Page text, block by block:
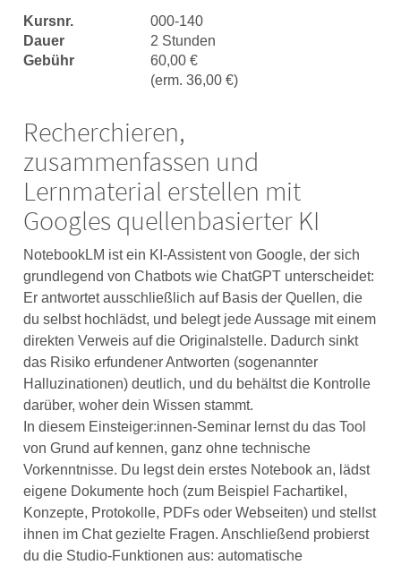
Kursnr.
000-140
Dauer
2 Stunden
Gebühr
60,00 €
(erm. 36,00 €)
Recherchieren,
zusammenfassen und
Lernmaterial erstellen mit
Googles quellenbasierter KI
NotebookLM ist ein KI-Assistent von Google, der sich
grundlegend von Chatbots wie ChatGPT unterscheidet:
Er antwortet ausschließlich auf Basis der Quellen, die
du selbst hochlädst, und belegt jede Aussage mit einem
direkten Verweis auf die Originalstelle. Dadurch sinkt
das Risiko erfundener Antworten (sogenannter
Halluzinationen) deutlich, und du behältst die Kontrolle
darüber, woher dein Wissen stammt.
In diesem Einsteiger:innen-Seminar lernst du das Tool
von Grund auf kennen, ganz ohne technische
Vorkenntnisse. Du legst dein erstes Notebook an, lädst
eigene Dokumente hoch (zum Beispiel Fachartikel,
Konzepte, Protokolle, PDFs oder Webseiten) und stellst
ihnen im Chat gezielte Fragen. Anschließend probierst
du die Studio-Funktionen aus: automatische